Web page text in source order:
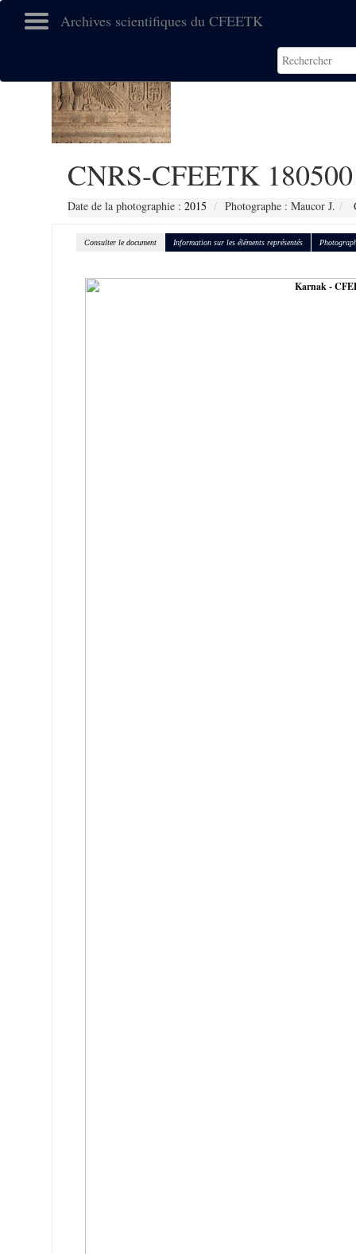
Archives scientifiques du CFEETK
CNRS-CFEETK 180500
Date de la photographie : 2015 Photographe : Maucor J.
Consulter le document Information sur les éléments représentés